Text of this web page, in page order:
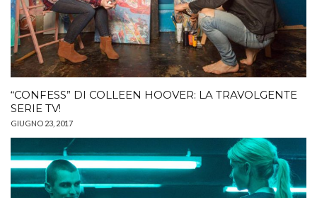
“CONFESS” DI COLLEEN HOOVER: LA TRAVOLGENTE
SERIE TV!
GIUGNO 23, 2017